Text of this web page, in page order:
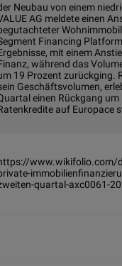
Neubau von einem
AG meldete einen
Financing
mit einem
während das
19 Prozent zurückging.
Geschäftsvolumen,
einen Rückgang um
auf Europace
www.wikifolio.com/
quartal-axc0061-